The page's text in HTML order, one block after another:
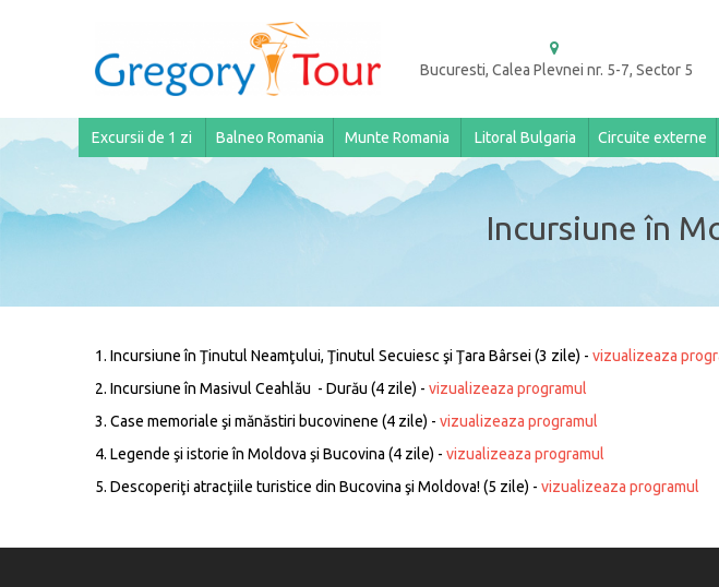
Bucuresti, Calea Plevnei nr. 5-7, Sector 5
Excursii de 1 zi Balneo Romania Munte Romania Litoral Bulgaria Circuite externe
Incursiune în
1. Incursiune în Ţinutul Neamţului, Ţinutul Secuiesc şi Ţara Bârsei (3 zile) - vizualizeaza
2. Incursiune în Masivul Ceahlău - Durău (4 zile) - vizualizeaza programul
3. Case memoriale şi mănăstiri bucovinene (4 zile) - vizualizeaza programul
4. Legende şi istorie în Moldova şi Bucovina (4 zile) - vizualizeaza programul
5. Descoperiţi atracţiile turistice din Bucovina şi Moldova! (5 zile) - vizualizeaza programul